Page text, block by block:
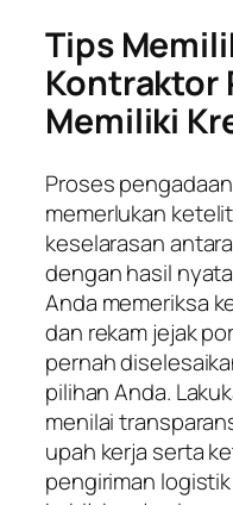
Tips
Kontraktor
Memiliki
Proses
memerlukan
keselarasan
dengan hasil
Anda memeriksa
dan rekam jejak
pernah
pilihan Anda.
menilai
upah kerja serta
pengiriman